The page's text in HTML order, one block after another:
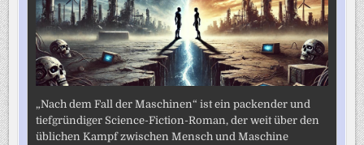
„Nach dem Fall der Maschinen“ ist ein packender und
tiefgründiger Science-Fiction-Roman, der weit über den
üblichen Kampf zwischen Mensch und Maschine